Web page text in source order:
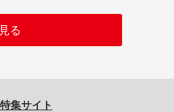
る
特集サイト